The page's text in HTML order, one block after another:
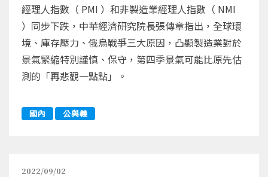
經理人指數（ PMI ）和非製造業經理人指數（ NMI
）同步下跌，中華經濟研究院長張傳章指出，全球環
境、庫存壓力、俄烏戰爭三大原因，凸顯製造業對於
景氣緊縮特別謹慎、保守，第四季景氣可能比原先估
測的「再悲觀一點點」。
國內 公與義
2022/09/02